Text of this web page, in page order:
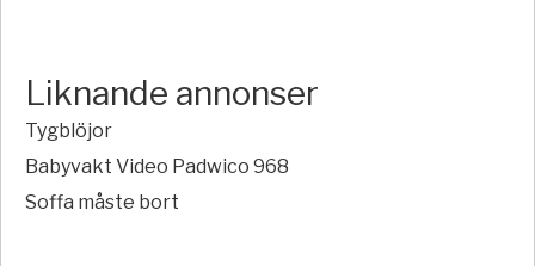
Liknande annonser
Tygblöjor
Babyvakt Video Padwico 968
Soffa måste bort